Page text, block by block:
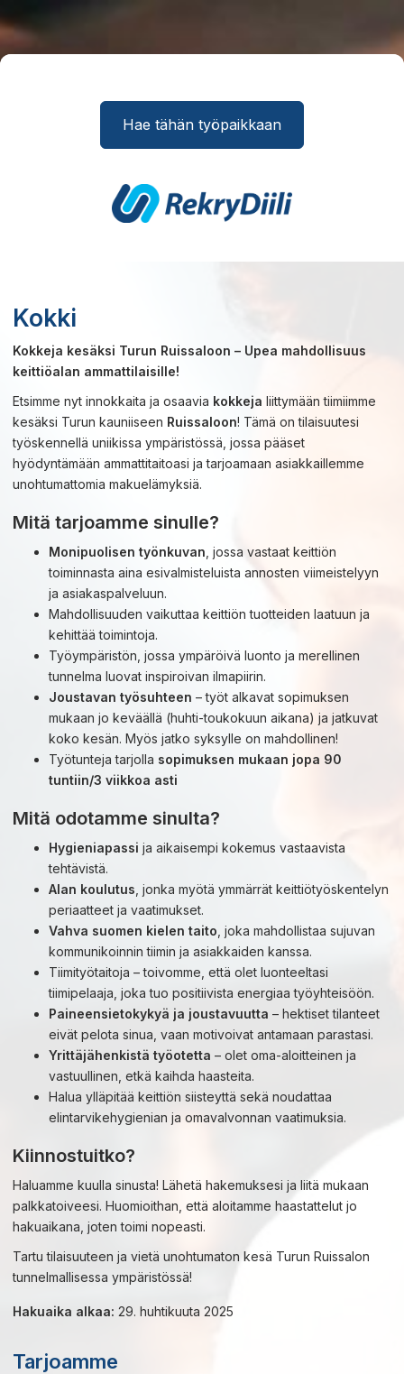
Hae tähän työpaikkaan
Kokki
Kokkeja kesäksi Turun Ruissaloon – Upea mahdollisuus
keittiöalan ammattilaisille!
Etsimme nyt innokkaita ja osaavia kokkeja liittymään tiimiimme
kesäksi Turun kauniiseen Ruissaloon! Tämä on tilaisuutesi
työskennellä uniikissa ympäristössä, jossa pääset
hyödyntämään ammattitaitoasi ja tarjoamaan asiakkaillemme
unohtumattomia makuelämyksiä.
Mitä tarjoamme sinulle?
Monipuolisen työnkuvan , jossa vastaat keittiön
toiminnasta aina esivalmisteluista annosten viimeistelyyn
ja asiakaspalveluun.
Mahdollisuuden vaikuttaa keittiön tuotteiden laatuun ja
kehittää toimintoja.
Työympäristön, jossa ympäröivä luonto ja merellinen
tunnelma luovat inspiroivan ilmapiirin.
Joustavan työsuhteen – työt alkavat sopimuksen
mukaan jo keväällä (huhti-toukokuun aikana) ja jatkuvat
koko kesän. Myös jatko syksylle on mahdollinen!
Työtunteja tarjolla sopimuksen mukaan jopa 90
tuntiin/3 viikkoa asti
Mitä odotamme sinulta?
Hygieniapassi ja aikaisempi kokemus vastaavista
tehtävistä.
Alan koulutus , jonka myötä ymmärrät keittiötyöskentelyn
periaatteet ja vaatimukset.
Vahva suomen kielen taito , joka mahdollistaa sujuvan
kommunikoinnin tiimin ja asiakkaiden kanssa.
Tiimityötaitoja – toivomme, että olet luonteeltasi
tiimipelaaja, joka tuo positiivista energiaa työyhteisöön.
Paineensietokykyä ja joustavuutta – hektiset tilanteet
eivät pelota sinua, vaan motivoivat antamaan parastasi.
Yrittäjähenkistä työotetta – olet oma-aloitteinen ja
vastuullinen, etkä kaihda haasteita.
Halua ylläpitää keittiön siisteyttä sekä noudattaa
elintarvikehygienian ja omavalvonnan vaatimuksia.
Kiinnostuitko?
Haluamme kuulla sinusta! Lähetä hakemuksesi ja liitä mukaan
palkkatoiveesi. Huomioithan, että aloitamme haastattelut jo
hakuaikana, joten toimi nopeasti.
Tartu tilaisuuteen ja vietä unohtumaton kesä Turun Ruissalon
tunnelmallisessa ympäristössä!
Hakuaika alkaa: 29. huhtikuuta 2025
Tarjoamme